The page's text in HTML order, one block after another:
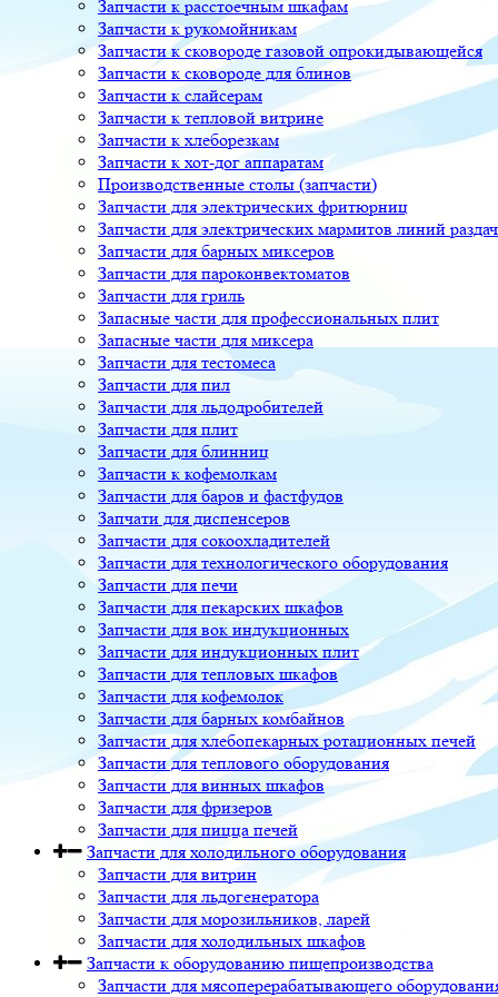
Запчасти к расстоечным шкафам
Запчасти к рукомойникам
Запчасти к сковороде газовой опрокидывающейся
Запчасти к сковороде для блинов
Запчасти к слайсерам
Запчасти к тепловой витрине
Запчасти к хлеборезкам
Запчасти к хот-дог аппаратам
Производственные столы (запчасти)
Запчасти для электрических фритюрниц
Запчасти для электрических мармитов линий
Запчасти для барных миксеров
Запчасти для пароконвектоматов
Запчасти для гриль
Запасные части для профессиональных плит
Запасные части для миксера
Запчасти для тестомеса
Запчасти для пил
Запчасти для льдодробителей
Запчасти для плит
Запчасти для блинниц
Запчасти к кофемолкам
Запчасти для баров и фастфудов
Запчати для диспенсеров
Запчасти для сокоохладителей
Запчасти для технологического оборудования
Запчасти для печи
Запчасти для пекарских шкафов
Запчасти для вок индукционных
Запчасти для индукционных плит
Запчасти для тепловых шкафов
Запчасти для кофемолок
Запчасти для барных комбайнов
Запчасти для хлебопекарных ротационных печей
Запчасти для теплового оборудования
Запчасти для винных шкафов
Запчасти для фризеров
Запчасти для пицца печей
Запчасти для холодильного оборудования
Запчасти для витрин
Запчасти для льдогенератора
Запчасти для морозильников, ларей
Запчасти для холодильных шкафов
Запчасти к оборудованию пищепроизводства
Запчасти для мясоперерабатывающего